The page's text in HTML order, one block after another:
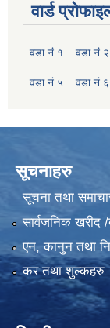
वार्ड
वडा नं.१ वडा नं.२
वडा नं ५ वडा नं ६
सूचनाहरु
सूचना तथा
सार्वजनिक खरीद
एन, कानुन तथा
कर तथा शुल्कहरु